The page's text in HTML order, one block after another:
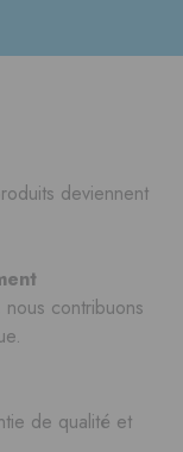
deviennent
contribuons
de qualité et